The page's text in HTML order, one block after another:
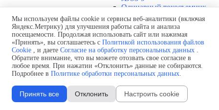
Одинарный токосъемник
JDS3-10
Одинарный токосъемник
JDS3-11
Одинарный токосъемник
JDS3-12
Соединения U12 ▼
Защитная оболочка для
соединений U12
Стыковочное соединение U12
Подводы питания U12
▼
Мы используем файлы cookie и сервисы веб-аналитики (включая
Яндекс.Метрику) для улучшения работы сайта и анализа
посещаемости. Продолжая использовать сайт или нажимая
«Принять», вы соглашаетесь с Политикой использования файлов
Cookie , и даете Согласие на обработку персональных данных .
Обратите внимание, что вы можете отозвать свое согласие в
любое время. При нажатии «Отклонить» данные не собираются.
Подробнее в Политике обработки персональных данных.
Принять все Отклонить Настроить cookie